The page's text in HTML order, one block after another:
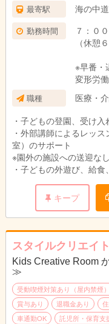
最寄駅 海の中
勤務時間
７：０
（休憩
※早番・
変形労
職種
医療・
・子どもの登園、受け
・外部講師によるレッ
室）のサポート
※園外の施設への送迎なし
・子どもの外遊び、給
・事務作業（実施記録
・連絡帳や出欠確認を
ち帰り作業なし
「変更範囲：変更なし」
試用期間：６ヶ月（雇用
キープ
スタイルクリエイ
Kids Creative Room
≫
受動喫煙対策あり（屋内禁煙）
賞与あり
退職金あり
車通勤OK
託児所・保育支